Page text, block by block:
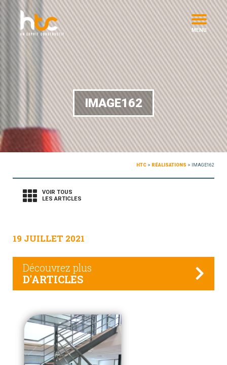
MENU
IMAGE162
HTC > RÉALISATIONS > IMAGE162
VOIR TOUS
LES ARTICLES
19 JUILLET 2021
Découvrez plus
D'ARTICLES